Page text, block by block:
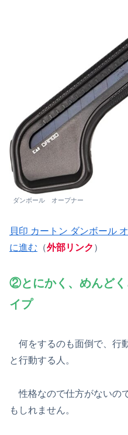
ダンボール オープナー
貝印 カートン ダンボール
に進む （外部リンク ）
②とにかく、めんどく
イプ
何をするのも面倒で、行
と行動する人。
性格なので仕方がないの
もしれません。